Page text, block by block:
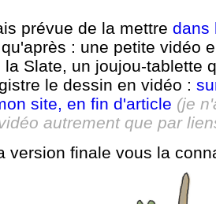
prévue de la mettre dans
: une petite vidéo
la Slate, un joujou-tablette
le dessin en vidéo :
site, en fin d'article (je
autrement que par
version finale vous la